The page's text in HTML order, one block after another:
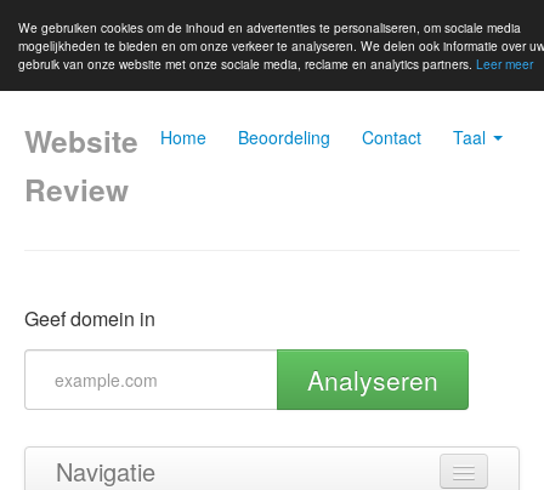
We gebruiken cookies om de inhoud en advertenties te personaliseren, om sociale media
mogelijkheden te bieden en om onze verkeer te analyseren. We delen ook informatie over uw
gebruik van onze website met onze sociale media, reclame en analytics partners. Leer meer
Home Beoordeling Contact Taal
Website
Review
Geef domein in
Analyseren
Navigatie